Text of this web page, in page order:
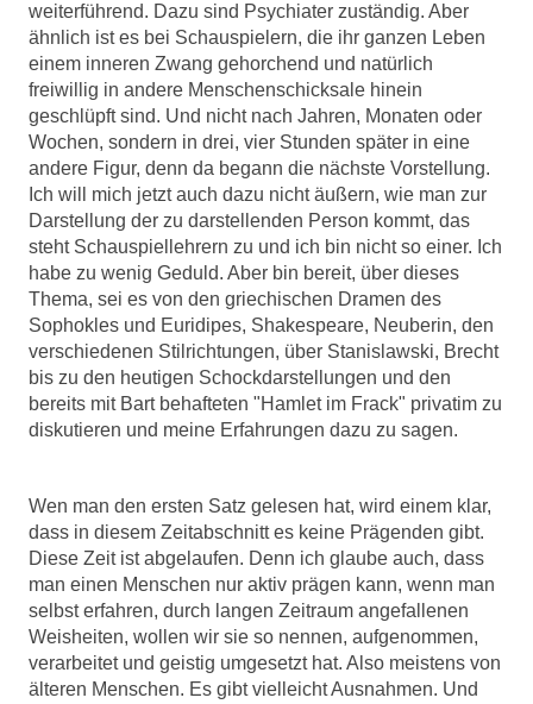
weiterführend. Dazu sind Psychiater zuständig. Aber
ähnlich ist es bei Schauspielern, die ihr ganzen Leben
einem inneren Zwang gehorchend und natürlich
freiwillig in andere Menschenschicksale hinein
geschlüpft sind. Und nicht nach Jahren, Monaten oder
Wochen, sondern in drei, vier Stunden später in eine
andere Figur, denn da begann die nächste Vorstellung.
Ich will mich jetzt auch dazu nicht äußern, wie man zur
Darstellung der zu darstellenden Person kommt, das
steht Schauspiellehrern zu und ich bin nicht so einer. Ich
habe zu wenig Geduld. Aber bin bereit, über dieses
Thema, sei es von den griechischen Dramen des
Sophokles und Euridipes, Shakespeare, Neuberin, den
verschiedenen Stilrichtungen, über Stanislawski, Brecht
bis zu den heutigen Schockdarstellungen und den
bereits mit Bart behafteten "Hamlet im Frack" privatim zu
diskutieren und meine Erfahrungen dazu zu sagen.
Wen man den ersten Satz gelesen hat, wird einem klar,
dass in diesem Zeitabschnitt es keine Prägenden gibt.
Diese Zeit ist abgelaufen. Denn ich glaube auch, dass
man einen Menschen nur aktiv prägen kann, wenn man
selbst erfahren, durch langen Zeitraum angefallenen
Weisheiten, wollen wir sie so nennen, aufgenommen,
verarbeitet und geistig umgesetzt hat. Also meistens von
älteren Menschen. Es gibt vielleicht Ausnahmen. Und